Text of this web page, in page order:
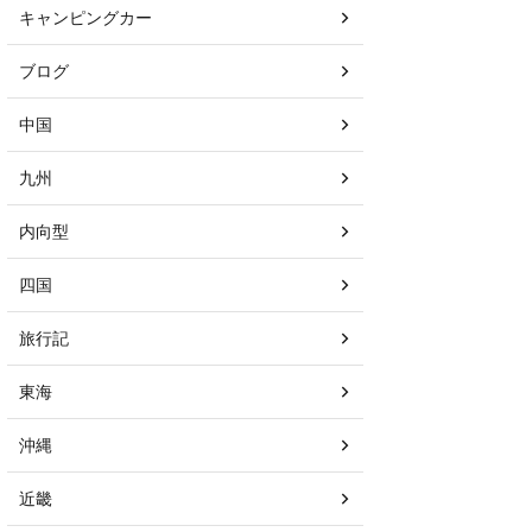
キャンピングカー
ブログ
中国
九州
内向型
四国
旅行記
東海
沖縄
近畿